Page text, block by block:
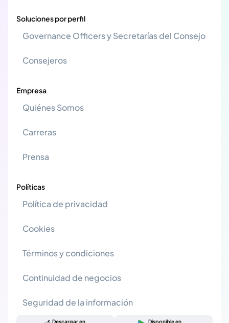
Soluciones por perfil
Governance Officers y Secretarías del Consejo
Consejeros
Empresa
Quiénes Somos
Carreras
Prensa
Políticas
Política de privacidad
Cookies
Términos y condiciones
Continuidad de negocios
Seguridad de la información
Descargar en Disponible en